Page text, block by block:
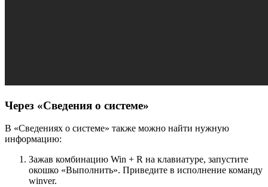
Через «Сведения о системе»
В «Сведениях о системе» также можно найти нужную
информацию:
Зажав комбинацию Win + R на клавиатуре, запустите
окошко «Выполнить». Приведите в исполнение команду
winver.